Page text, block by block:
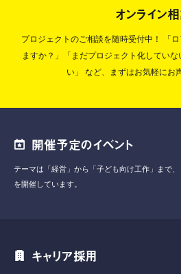
オンライン
プロジェクトのご相談を随時受付中！
「
ますか？」「まだプロジェクト化してい
い」
など、まずはお気軽にお
開催予定のイベント
テーマは「経営」から「子ども向け工作」まで、
を開催しています。
キャリア採用